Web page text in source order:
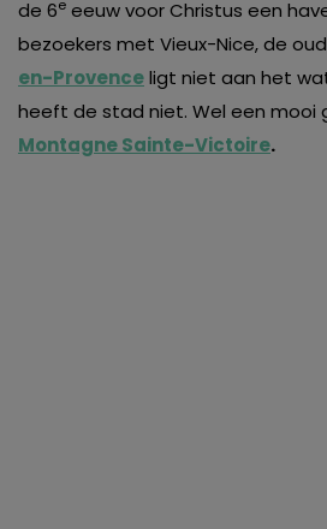
van derde partijen om
tonen en/of de inhoud van de
voorkeuren af te stemmen. Je kunt
beheren via ‘Zelf instellen’. Klik je
doorgaan’ dan ga je akkoord met
de 6e eeuw voor Christus een
bezoekers met Vieux-Nice, de
en-Provenceligt niet aan het
heeft de stad niet. Wel een mooi
Montagne Sainte-Victoire.